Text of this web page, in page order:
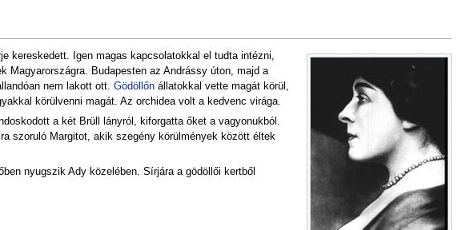
kereskedett. Igen magas kapcsolatokkal el tudta intézni,
Magyarországra. Budapesten az Andrássy úton, majd a
nem lakott ott. Gödöllőnállatokkal vette magát körül,
körülvenni magát. Az orchidea volt a kedvenc virága.
a két Brüll lányról, kiforgatta őket a vagyonukból.
szoruló Margitot, akik szegény körülmények között éltek
nyugszik Ady közelében. Sírjára a gödöllői kertből